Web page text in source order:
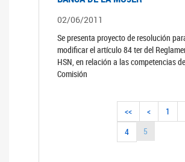
02/06/2011
Se presenta proyecto de resolución
modificar el artículo 84 ter del
HSN, en relación a las competencias
Comisión
<< < 1
4
5